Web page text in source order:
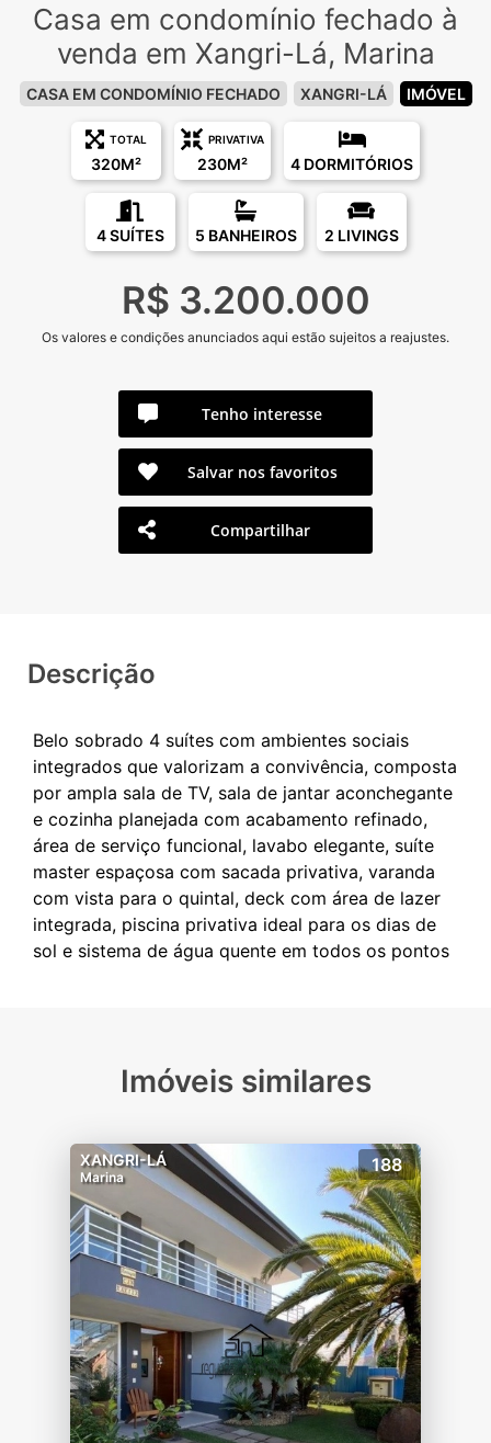
Casa em condomínio fechado à
venda em Xangri-Lá, Marina
CASA EM CONDOMÍNIO FECHADO XANGRI-LÁ IMÓVEL
TOTAL
320M²
PRIVATIVA
230M² 4 DORMITÓRIOS
4 SUÍTES 5 BANHEIROS 2 LIVINGS
R$ 3.200.000
Os valores e condições anunciados aqui estão sujeitos a reajustes.
Tenho interesse
Salvar nos favoritos
Compartilhar
Descrição
Belo sobrado 4 suítes com ambientes sociais
integrados que valorizam a convivência, composta
por ampla sala de TV, sala de jantar aconchegante
e cozinha planejada com acabamento refinado,
área de serviço funcional, lavabo elegante, suíte
master espaçosa com sacada privativa, varanda
com vista para o quintal, deck com área de lazer
integrada, piscina privativa ideal para os dias de
Imóveis similares
XANGRI-LÁ
Marina
188